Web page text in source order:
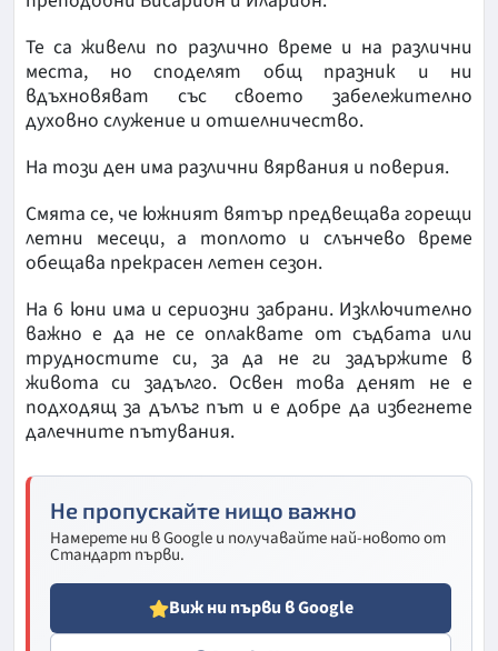
Те са живели по различно време и на различни
места, но споделят общ празник и ни
вдъхновяват със своето забележително
духовно служение и отшелничество.
На този ден има различни вярвания и поверия.
Смята се, че южният вятър предвещава горещи
летни месеци, а топлото и слънчево време
обещава прекрасен летен сезон.
На 6 юни има и сериозни забрани. Изключително
важно е да не се оплаквате от съдбата или
трудностите си, за да не ги задържите в
живота си задълго. Освен това денят не е
подходящ за дълъг път и е добре да избегнете
далечните пътувания.
Не пропускайте нищо важно
Намерете ни в Google и получавайте най-новото от
Стандарт първи.
Виж ни първи в Google